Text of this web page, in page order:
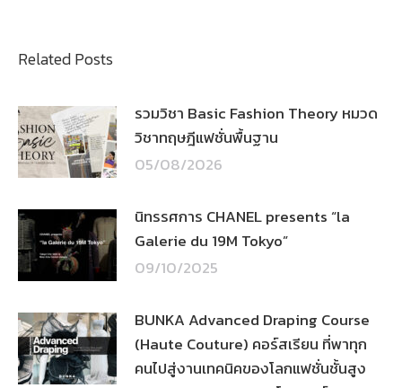
Related Posts
รวมวิชา Basic Fashion Theory หมวด
วิชาทฤษฎีแฟชั่นพื้นฐาน
05/08/2026
นิทรรศการ CHANEL presents “la
Galerie du 19M Tokyo”
09/10/2025
BUNKA Advanced Draping Course
(Haute Couture) คอร์สเรียน ที่พาทุก
คนไปสู่งานเทคนิคของโลกแฟชั่นชั้นสูง